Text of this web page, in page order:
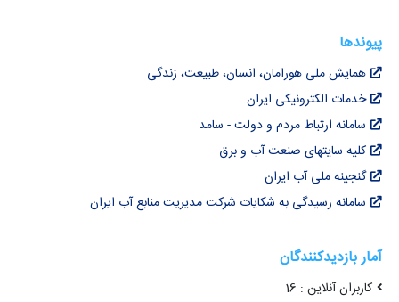
پیوندها
همایش ملی هورامان، انسان، طبیعت، زندگی
خدمات الکترونیکی ایران
سامانه ارتباط مردم و دولت - سامد
کلیه سایتهای صنعت آب و برق
گنجینه ملی آب ایران
سامانه رسیدگی به شکایات شرکت مدیریت منابع آب ایران
آمار بازدیدکنندگان
کاربران آنلاین : 16